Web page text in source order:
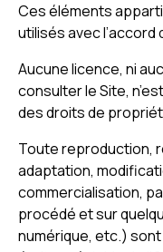
Ces éléments
utilisés avec
Aucune licence, ni
consulter le Site,
des droits de
Toute reproduction,
adaptation,
commercialisation,
procédé et sur
numérique, etc.)